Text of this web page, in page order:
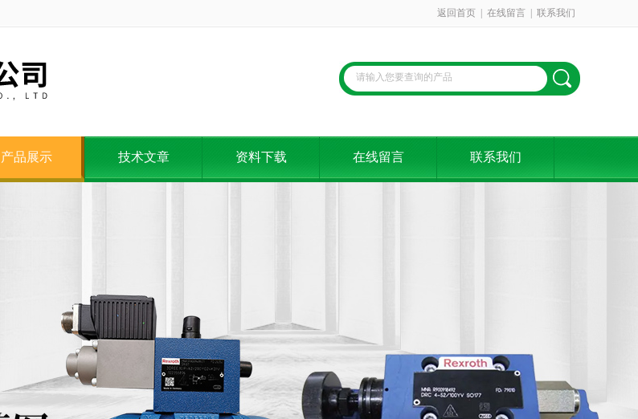
返回首页 在线留言 联系我们
产品展示 技术文章 资料下载 在线留言 联系我们